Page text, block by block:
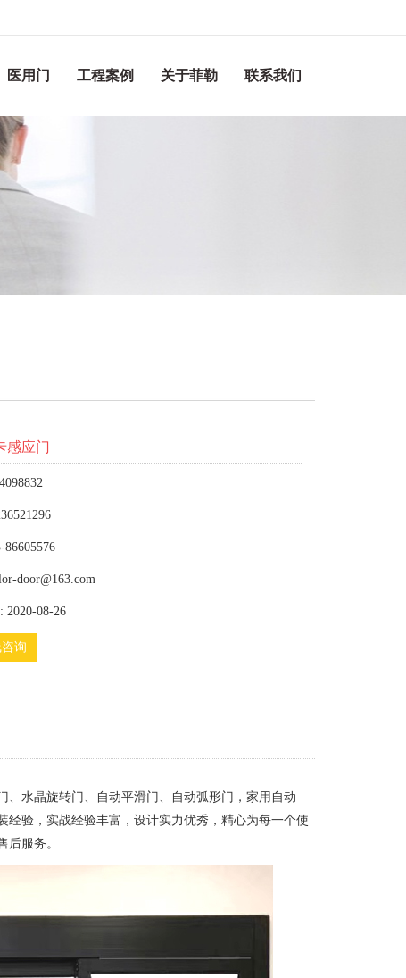
医用门 工程案例 关于菲勒 联系我们
感应门
86605576
door@163.com
2020-08-26
询
水晶旋转门、自动平滑门、自动弧形门，家用自动
验，实战经验丰富，设计实力优秀，精心为每一个使
服务。